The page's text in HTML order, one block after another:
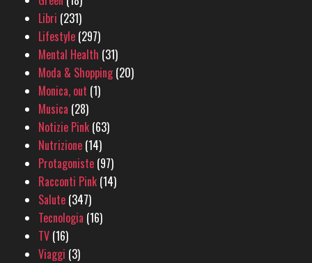
Libri (231)
Lifestyle (297)
Mental Health (31)
Moda & Shopping(20)
Monica, out (1)
Musica (28)
Notizie Pink (63)
Nutrizione (14)
Protagoniste (97)
Racconti Pink (14)
Salute (347)
Tecnologia (16)
TV (16)
Viaggi (3)